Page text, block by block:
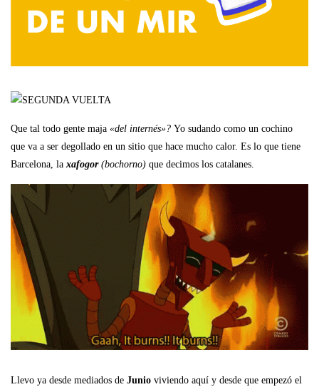
Que tal todo gente maja «del internés»? Yo sudando como un cochino
que va a ser degollado en un sitio que hace mucho calor. Es lo que tiene
Barcelona, la xafogor (bochorno) que decimos los catalanes.
Llevo ya desde mediados de Junio viviendo aquí y desde que empezó el